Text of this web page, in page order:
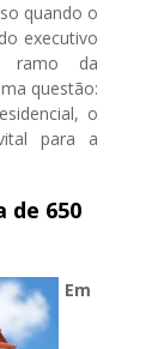
quando o
executivo
ramo da
questão:
o
para a
de 650
Em